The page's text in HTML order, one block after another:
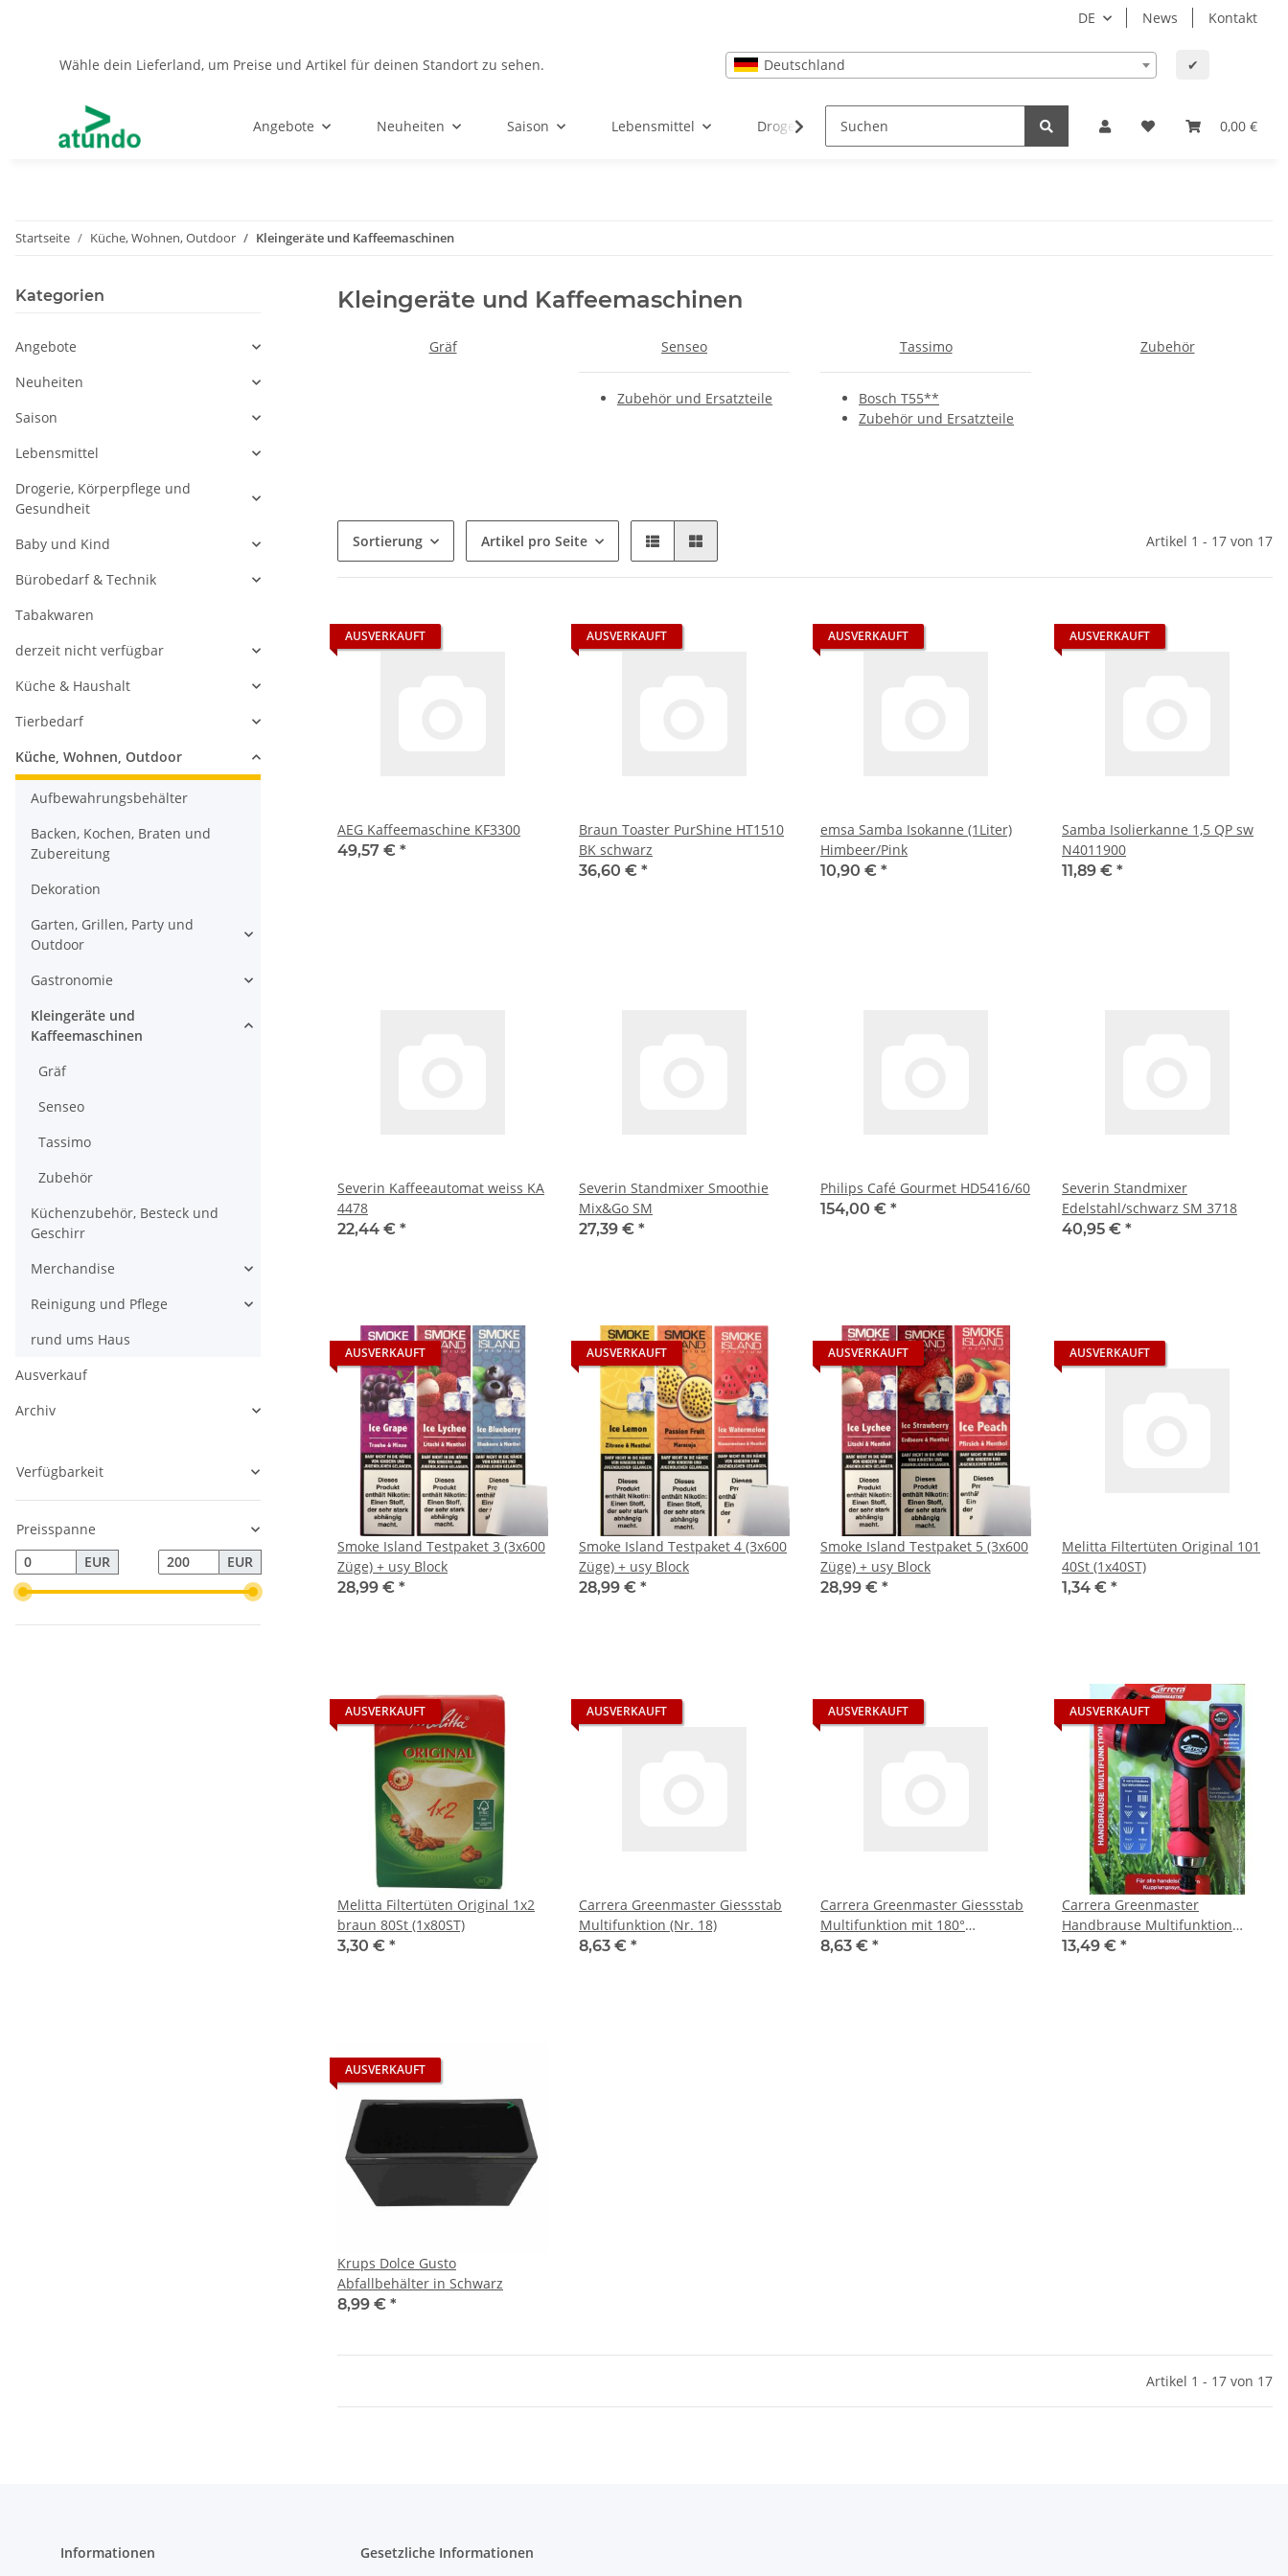
DE News Kontakt
Wähle dein Lieferland, um Preise und Artikel für deinen Standort zu sehen. Deutschland ✔
0,00 €
Angebote Neuheiten Saison Lebensmittel Drogerie, Körperpflege und Gesundheit Baby und Kind
Startseite Küche, Wohnen, Outdoor Kleingeräte und Kaffeemaschinen
Kleingeräte und Kaffeemaschinen
Gräf Senseo
Zubehör und Ersatzteile
Tassimo
Bosch T55**
Zubehör und Ersatzteile
Zubehör
Sortierung Artikel pro Seite Artikel 1 - 17 von 17
AUSVERKAUFT
AEG Kaffeemaschine KF3300
49,57 € *
AUSVERKAUFT
Braun Toaster PurShine HT1510
BK schwarz
36,60 € *
AUSVERKAUFT
emsa Samba Isokanne (1Liter)
Himbeer/Pink
10,90 € *
AUSVERKAUFT
Samba Isolierkanne 1,5 QP sw
N4011900
11,89 € *
Severin Kaffeeautomat weiss KA
4478
22,44 € *
Severin Standmixer Smoothie
Mix&Go SM
27,39 € *
Philips Café Gourmet HD5416/60
154,00 € *
Severin Standmixer
Edelstahl/schwarz SM 3718
40,95 € *
AUSVERKAUFT
Smoke Island Testpaket 3 (3x600
Züge) + usy Block
28,99 € *
AUSVERKAUFT
Smoke Island Testpaket 4 (3x600
Züge) + usy Block
28,99 € *
AUSVERKAUFT
Smoke Island Testpaket 5 (3x600
Züge) + usy Block
28,99 € *
AUSVERKAUFT
Melitta Filtertüten Original 101
40St (1x40ST)
1,34 € *
AUSVERKAUFT
Melitta Filtertüten Original 1x2
braun 80St (1x80ST)
3,30 € *
AUSVERKAUFT
Carrera Greenmaster Giessstab
Multifunktion (Nr. 18)
8,63 € *
AUSVERKAUFT
Carrera Greenmaster Giessstab
Multifunktion mit 180°
verstellbaren Sprühkopf (Nr. 18)
8,63 € *
AUSVERKAUFT
Carrera Greenmaster
Handbrause Multifunktion
Schlauchbrause Garten
13,49 € *
AUSVERKAUFT
Krups Dolce Gusto
Abfallbehälter in Schwarz
8,99 € *
Artikel 1 - 17 von 17
Kategorien
Angebote
Neuheiten
Saison
Lebensmittel
Drogerie, Körperpflege und
Gesundheit
Baby und Kind
Bürobedarf & Technik
Tabakwaren
derzeit nicht verfügbar
Küche & Haushalt
Tierbedarf
Küche, Wohnen, Outdoor
Aufbewahrungsbehälter
Backen, Kochen, Braten und
Zubereitung
Dekoration
Garten, Grillen, Party und
Outdoor
Gastronomie
Kleingeräte und
Kaffeemaschinen
Gräf
Senseo
Tassimo
Zubehör
Küchenzubehör, Besteck und
Geschirr
Merchandise
Reinigung und Pflege
rund ums Haus
Ausverkauf
Archiv
Verfügbarkeit
Preisspanne
EUR
EUR
Informationen Gesetzliche Informationen